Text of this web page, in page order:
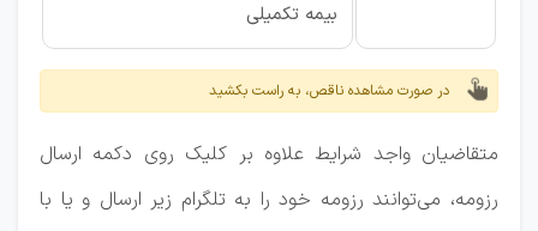
بیمه تکمیلی
در صورت مشاهده ناقص، به راست بکشید
متقاضیان واجد شرایط علاوه بر کلیک روی دکمه ارسال
رزومه، می‌توانند رزومه خود را به تلگرام زیر ارسال و یا با